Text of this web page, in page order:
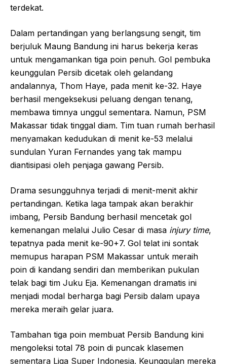
terdekat.
Dalam pertandingan yang berlangsung sengit, tim
berjuluk Maung Bandung ini harus bekerja keras
untuk mengamankan tiga poin penuh. Gol pembuka
keunggulan Persib dicetak oleh gelandang
andalannya, Thom Haye, pada menit ke-32. Haye
berhasil mengeksekusi peluang dengan tenang,
membawa timnya unggul sementara. Namun, PSM
Makassar tidak tinggal diam. Tim tuan rumah berhasil
menyamakan kedudukan di menit ke-53 melalui
sundulan Yuran Fernandes yang tak mampu
diantisipasi oleh penjaga gawang Persib.
Drama sesungguhnya terjadi di menit-menit akhir
pertandingan. Ketika laga tampak akan berakhir
imbang, Persib Bandung berhasil mencetak gol
kemenangan melalui Julio Cesar di masa injury time,
tepatnya pada menit ke-90+7. Gol telat ini sontak
memupus harapan PSM Makassar untuk meraih
poin di kandang sendiri dan memberikan pukulan
telak bagi tim Juku Eja. Kemenangan dramatis ini
menjadi modal berharga bagi Persib dalam upaya
mereka meraih gelar juara.
Tambahan tiga poin membuat Persib Bandung kini
mengoleksi total 78 poin di puncak klasemen
sementara Liga Super Indonesia. Keunggulan mereka